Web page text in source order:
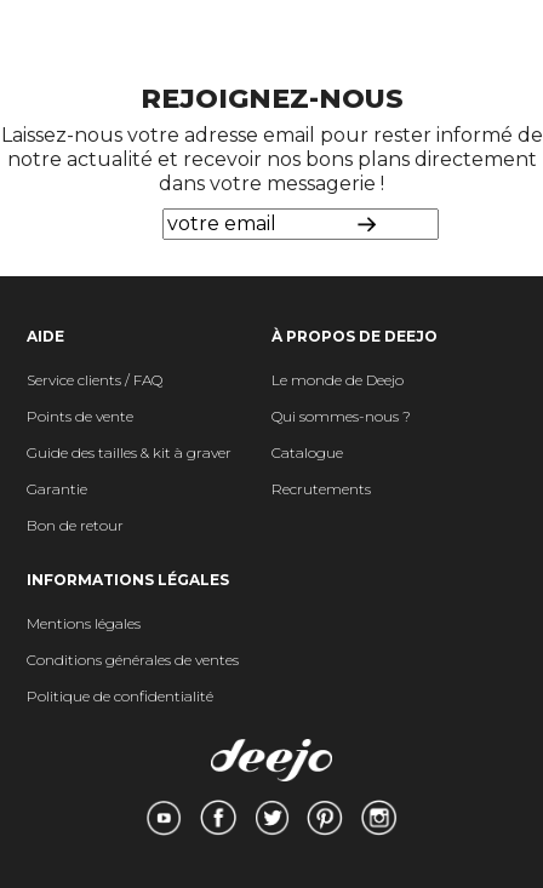
REJOIGNEZ-NOUS
Laissez-nous votre adresse email pour rester informé de
notre actualité et recevoir nos bons plans directement
dans votre messagerie !
AIDE
Service clients / FAQ
Points de vente
Guide des tailles & kit à graver
Garantie
Bon de retour
À PROPOS DE DEEJO
Le monde de Deejo
Qui sommes-nous ?
Catalogue
Recrutements
INFORMATIONS LÉGALES
Mentions légales
Conditions générales de ventes
Politique de confidentialité